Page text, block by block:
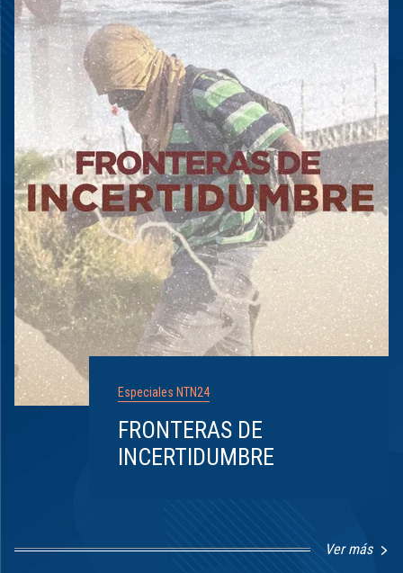
Especiales NTN24
FRONTERAS DE
INCERTIDUMBRE
Ver más